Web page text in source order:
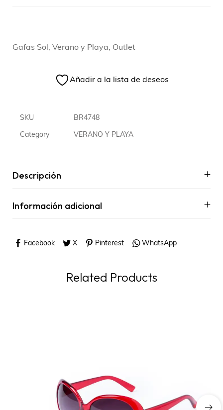
Gafas Sol, Verano y Playa, Outlet
Añadir a la lista de deseos
SKU BR4748
Category VERANO Y PLAYA
Descripción
Información adicional
Facebook X Pinterest WhatsApp
Related Products